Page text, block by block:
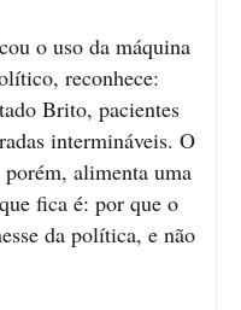
o uso da máquina
reconhece:
Brito, pacientes
intermináveis. O
alimenta uma
fica é: por que o
da política, e não